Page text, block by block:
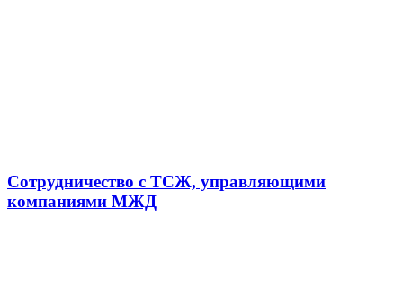
Сотрудничество с ТСЖ, управляющими
компаниями МЖД